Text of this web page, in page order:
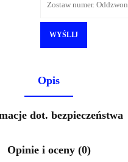
WYŚLIJ
Opis
dot. bezpieczeństwa
Opinie i oceny (0)